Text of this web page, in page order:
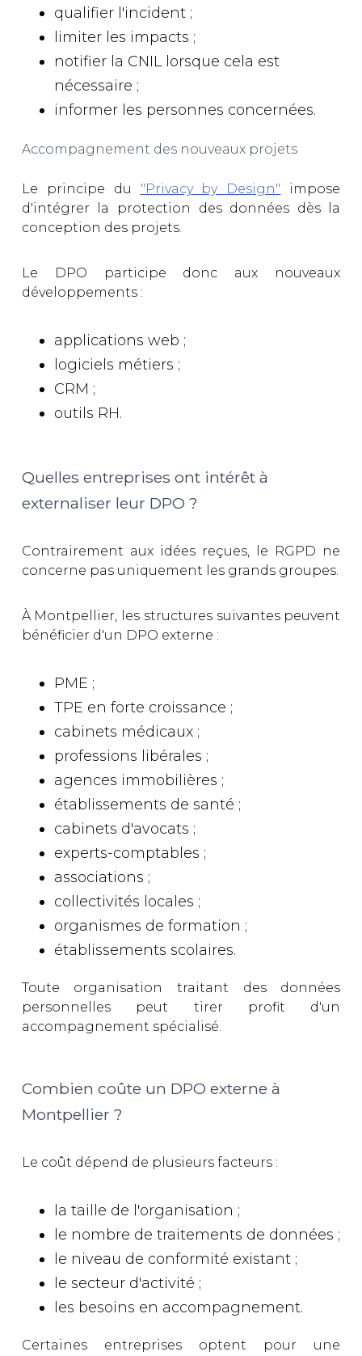
qualifier l'incident ;
limiter les impacts ;
notifier la CNIL lorsque cela est
nécessaire ;
informer les personnes concernées.
Accompagnement des nouveaux projets
Le principe du "Privacy by Design" impose
d'intégrer la protection des données dès la
conception des projets.
Le DPO participe donc aux nouveaux
développements :
applications web ;
logiciels métiers ;
CRM ;
outils RH.
Quelles entreprises ont intérêt à
externaliser leur DPO ?
Contrairement aux idées reçues, le RGPD ne
concerne pas uniquement les grands groupes.
À Montpellier, les structures suivantes peuvent
bénéficier d'un DPO externe :
PME ;
TPE en forte croissance ;
cabinets médicaux ;
professions libérales ;
agences immobilières ;
établissements de santé ;
cabinets d'avocats ;
experts-comptables ;
associations ;
collectivités locales ;
organismes de formation ;
établissements scolaires.
Toute organisation traitant des données
personnelles peut tirer profit d'un
accompagnement spécialisé.
Combien coûte un DPO externe à
Montpellier ?
Le coût dépend de plusieurs facteurs :
la taille de l'organisation ;
le nombre de traitements de données ;
le niveau de conformité existant ;
le secteur d'activité ;
les besoins en accompagnement.
Certaines entreprises optent pour une